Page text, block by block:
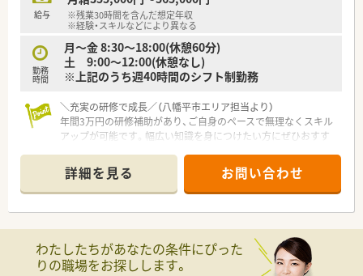
給与 ※残業30時間を含んだ想定年収
※経験・スキルなどにより異なる
勤務
時間
月～金 8:30～18:00(休憩60分)
土 9:00～12:00(休憩なし)
※上記のうち週40時間のシフト制勤務
＼充実の研修で成長／（八幡平市エリア担当より）
年間3万円の研修補助があり、ご自身のペースで無理なくスキル
アップが可能です。幅広い知識を身につけたい方にぜひおすす
＊------------------------------------------＊
【店舗情報と応需状況について】
■最寄り駅の大更駅から徒歩で2分という好立地にあり、毎日の
■目の前にある総合病院から総合科目の処方箋を1日あたり約
70枚応需しており、一包化の割合が多いことが特徴となってい
詳細を見る お問い合わせ
わたしたちがあなたの条件にぴった
りの職場をお探しします。